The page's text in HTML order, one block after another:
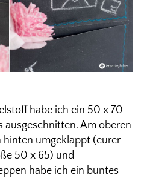
habe ich ein 50 x 70
ausgeschnitten. Am oberen
hinten umgeklappt (eurer
50 x 65) und
habe ich ein buntes